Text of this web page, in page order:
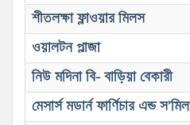
শীতলক্ষা ফ্লাওয়ার মিলস
ওয়ালটন প্লাজা
নিউ মদিনা বি- বাড়িয়া বেকারী
মেসার্স মডার্ন ফার্ণিচার এন্ড স’মিল